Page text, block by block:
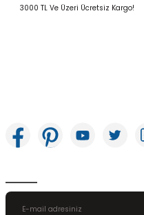
3000 TL Ve Üzeri Ücretsiz Kargo!